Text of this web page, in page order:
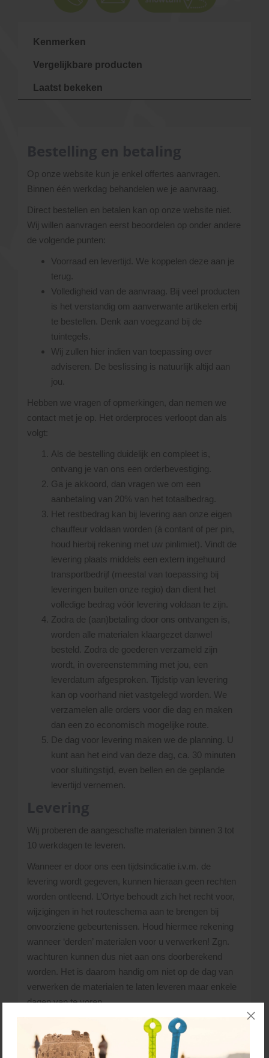
Kenmerken
Vergelijkbare producten
Laatst bekeken
Op onze website kun je enkel offertes aanvragen.
Binnen één werkdag behandelen we je aanvraag.
Direct bestellen en betalen kan op onze website niet.
Wij willen aanvragen eerst beoordelen op onder andere
de volgende punten:
Voorraad en levertijd. We koppelen deze aan je
terug.
Volledigheid van de aanvraag. Bij veel producten
is het verstandig om aanverwante artikelen erbij
te bestellen. Denk aan voegzand bij de
tuintegels.
Wij zullen hier indien van toepassing over
adviseren. De beslissing is natuurlijk altijd aan
jou.
Hebben we vragen of opmerkingen, dan nemen we
contact met je op. Het orderproces verloopt dan als
volgt:
Als de bestelling duidelijk en compleet is,
ontvang je van ons een orderbevestiging.
Ga je akkoord, dan vragen we om een
aanbetaling van 20% van het totaalbedrag.
Het restbedrag kan bij levering aan onze eigen
chauffeur voldaan worden (á contant of per pin,
houd hierbij rekening met uw pinlimiet). Vindt de
levering plaats middels een extern ingehuurd
transportbedrijf (meestal van toepassing bij
leveringen buiten onze regio) dan dient het
volledige bedrag vóór levering voldaan te zijn.
Zodra de (aan)betaling door ons ontvangen is,
worden alle materialen klaargezet danwel
besteld. Zodra de goederen verzameld zijn
wordt, in overeenstemming met jou, een
leverdatum afgesproken. Tijdstip van levering
kan op voorhand niet vastgelegd worden. We
verzamelen alle orders voor die dag en maken
dan een zo economisch mogelijke route.
De dag voor levering maken we de planning. U
kunt aan het eind van deze dag, ca. 30 minuten
voor sluitingstijd, even bellen en de geplande
levertijd vernemen.
Wij proberen de aangeschafte materialen binnen 3 tot
10 werkdagen te leveren.
Wanneer er door ons een tijdsindicatie i.v.m. de
levering wordt gegeven, kunnen hieraan geen rechten
worden ontleend. L’Ortye behoudt zich het recht voor,
wijzigingen in het routeschema aan te brengen bij
onvoorziene gebeurtenissen. Houd hiermee rekening
wanneer ‘derden’ materialen voor u verwerken! Zgn.
wachturen kunnen dus niet aan ons doorberekend
worden. Het is daarom handig om niet op de dag van
verwerken de materialen te laten leveren maar enkele
dagen van te voren.
Heb je vragen over levertijden/voorraden, neem dan
gerust contact met ons op via hetcontactformulier
Bellen kan ook:045 - 528 02 02.